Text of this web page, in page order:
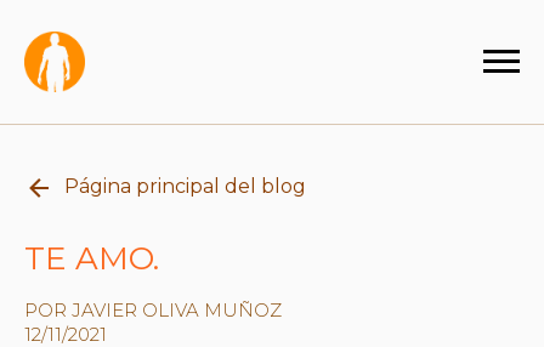
Página principal del blog
TE AMO.
POR JAVIER OLIVA MUÑOZ
12/11/2021